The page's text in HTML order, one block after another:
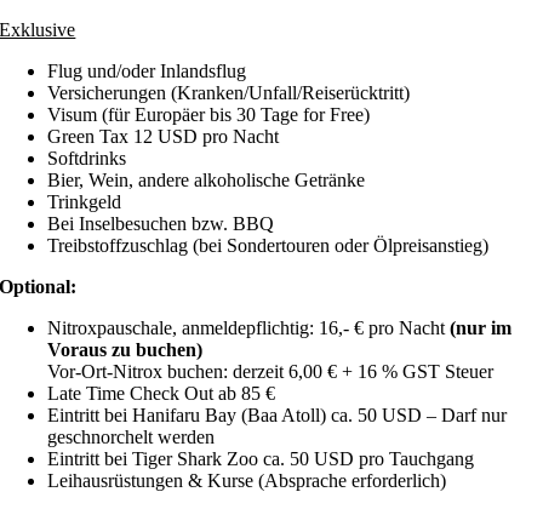
Exklusive
Flug und/oder Inlandsflug
Versicherungen (Kranken/Unfall/Reiserücktritt)
Visum (für Europäer bis 30 Tage for Free)
Green Tax 12 USD pro Nacht
Softdrinks
Bier, Wein, andere alkoholische Getränke
Trinkgeld
Bei Inselbesuchen bzw. BBQ
Treibstoffzuschlag (bei Sondertouren oder Ölpreisanstieg)
Optional:
Nitroxpauschale, anmeldepflichtig: 16,- € pro Nacht (nur im
Voraus zu buchen)
Vor-Ort-Nitrox buchen: derzeit 6,00 € + 16 % GST Steuer
Late Time Check Out ab 85 €
Eintritt bei Hanifaru Bay (Baa Atoll) ca. 50 USD – Darf nur
geschnorchelt werden
Eintritt bei Tiger Shark Zoo ca. 50 USD pro Tauchgang
Leihausrüstungen & Kurse (Absprache erforderlich)